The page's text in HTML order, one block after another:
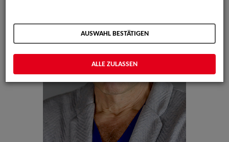
AUSWAHL BESTÄTIGEN
ALLE ZULASSEN